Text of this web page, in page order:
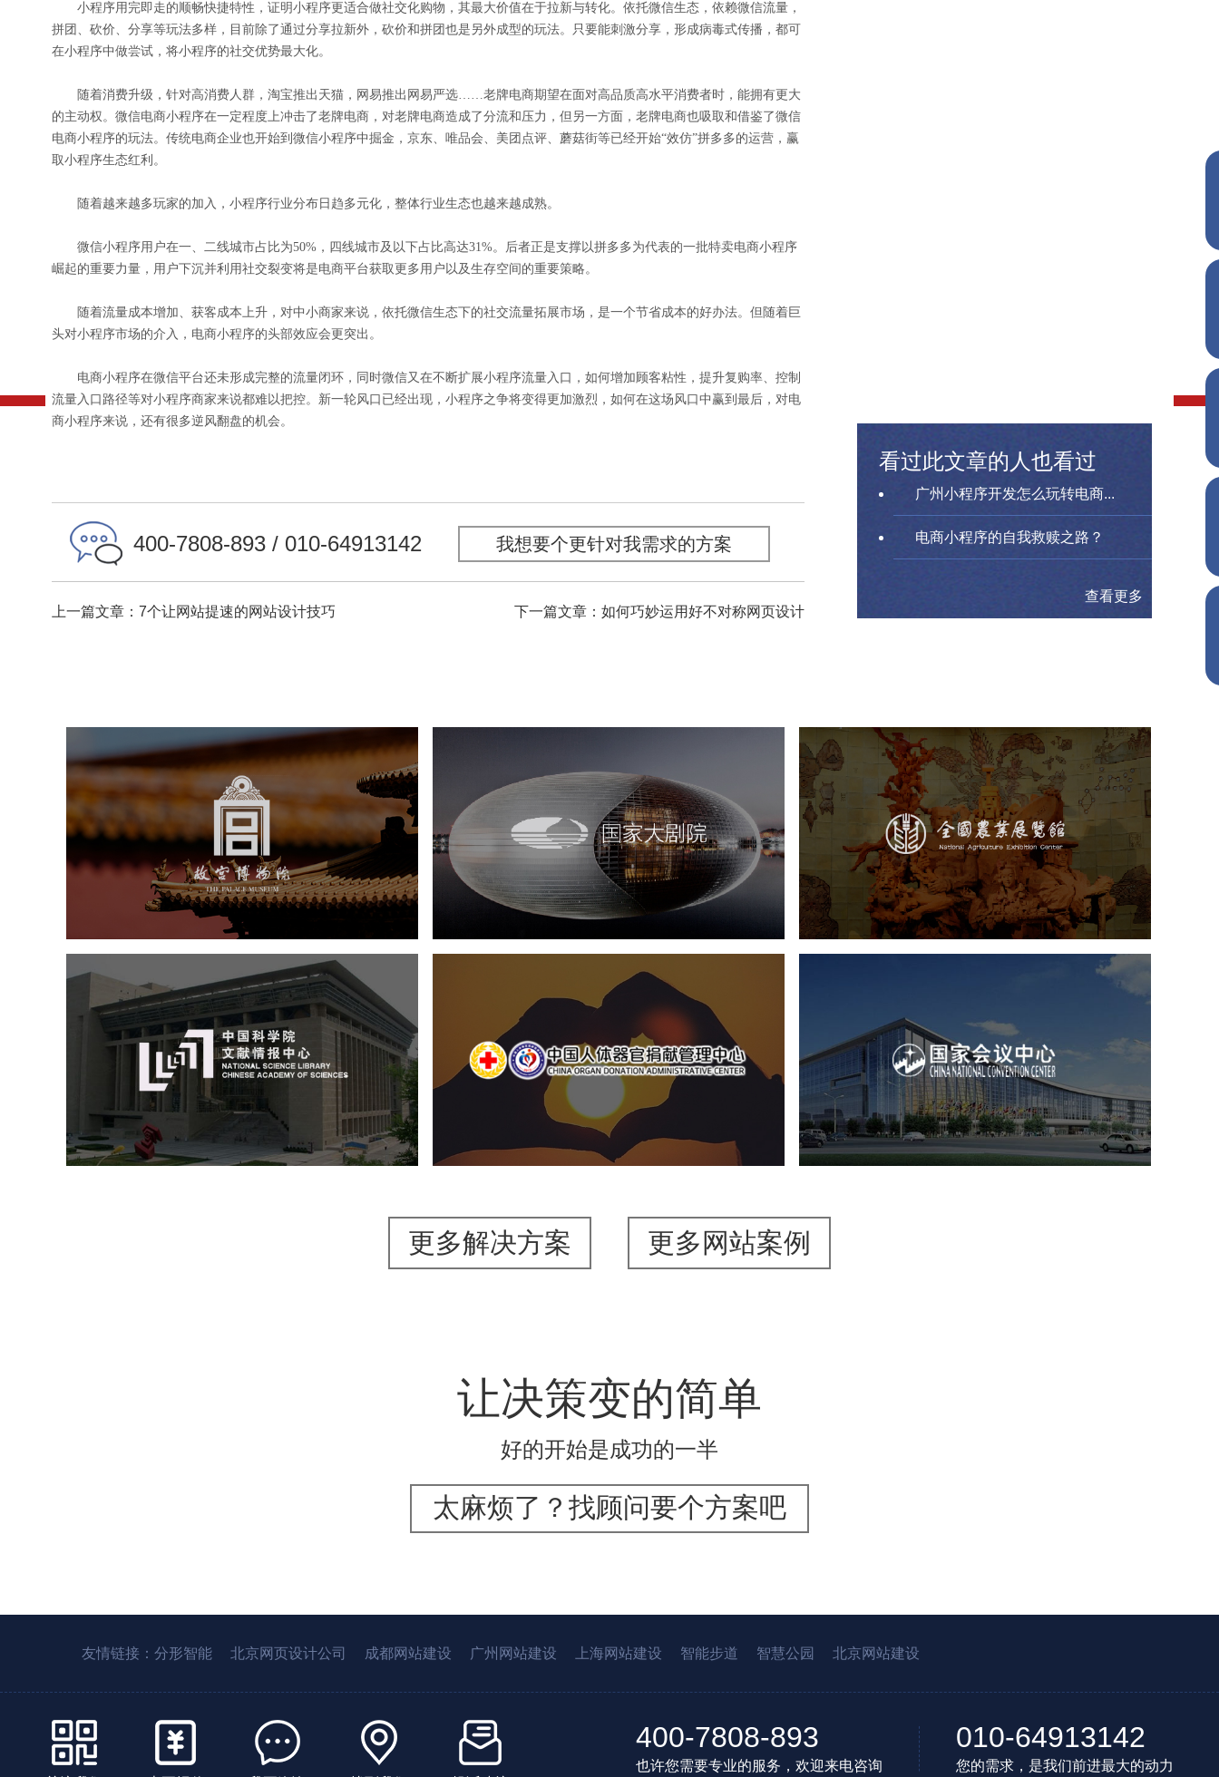
小程序用完即走的顺畅快捷特性，证明小程序更适合做社交化购物，其最大价值在于拉新与转化。依托微信生态，依赖微信流量，
拼团、砍价、分享等玩法多样，目前除了通过分享拉新外，砍价和拼团也是另外成型的玩法。只要能刺激分享，形成病毒式传播，都可
在小程序中做尝试，将小程序的社交优势最大化。
随着消费升级，针对高消费人群，淘宝推出天猫，网易推出网易严选……老牌电商期望在面对高品质高水平消费者时，能拥有更大
的主动权。微信电商小程序在一定程度上冲击了老牌电商，对老牌电商造成了分流和压力，但另一方面，老牌电商也吸取和借鉴了微信
电商小程序的玩法。传统电商企业也开始到微信小程序中掘金，京东、唯品会、美团点评、蘑菇街等已经开始“效仿”拼多多的运营，赢
取小程序生态红利。
随着越来越多玩家的加入，小程序行业分布日趋多元化，整体行业生态也越来越成熟。
微信小程序用户在一、二线城市占比为50%，四线城市及以下占比高达31%。后者正是支撑以拼多多为代表的一批特卖电商小程序
崛起的重要力量，用户下沉并利用社交裂变将是电商平台获取更多用户以及生存空间的重要策略。
随着流量成本增加、获客成本上升，对中小商家来说，依托微信生态下的社交流量拓展市场，是一个节省成本的好办法。但随着巨
头对小程序市场的介入，电商小程序的头部效应会更突出。
电商小程序在微信平台还未形成完整的流量闭环，同时微信又在不断扩展小程序流量入口，如何增加顾客粘性，提升复购率、控制
流量入口路径等对小程序商家来说都难以把控。新一轮风口已经出现，小程序之争将变得更加激烈，如何在这场风口中赢到最后，对电
商小程序来说，还有很多逆风翻盘的机会。
400-7808-893 / 010-64913142 我想要个更针对我需求的方案
上一篇文章：7个让网站提速的网站设计技巧 下一篇文章：如何巧妙运用好不对称网页设计
看过此文章的人也看过
广州小程序开发怎么玩转电商...
电商小程序的自我救赎之路？
查看更多
故宫博物院
文化艺术 博物馆
智慧博物馆
博物馆网站建设
景区网站建设
文创商城
万能专题
网站代运营
国家大剧院
文化艺术 剧院 智慧展馆 展馆网站建设
农业展览馆
文化艺术 展馆网站建设
博物馆展厅设计
数字博物馆建设
展厅空间设计
企业展厅设计
公司展厅设计
北京展厅设计 产品展厅设计
中国科学院文献情报中心
机构组织 网站建设
虚拟展厅
博物馆展厅设计
数字博物馆建设
展厅空间设计
北京展厅设计
产品展厅设计
企业展厅设计
公司展厅设计
中国人体器官捐献管理中心
国企 品牌官网
网站设计
国家会议中心
服务行业 专业服务 网站建设 网站设计
更多解决方案 更多网站案例
让决策变的简单
好的开始是成功的一半
太麻烦了？找顾问要个方案吧
友情链接： 分形智能 北京网页设计公司 成都网站建设 广州网站建设 上海网站建设 智能步道 智慧公园 北京网站建设
400-7808-893
也许您需要专业的服务，欢迎来电咨询
010-64913142
您的需求，是我们前进最大的动力